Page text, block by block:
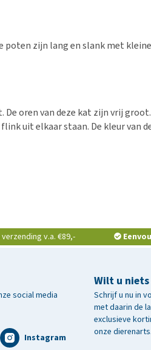
zijn lang en slank met
oren van deze kat zijn vrij
uit elkaar staan. De kleur van
verzending v.a. €89,-
Wilt u niets
Schrijf u nu in
met daarin de
exclusieve
onze dierenarts.
social media
Instagram